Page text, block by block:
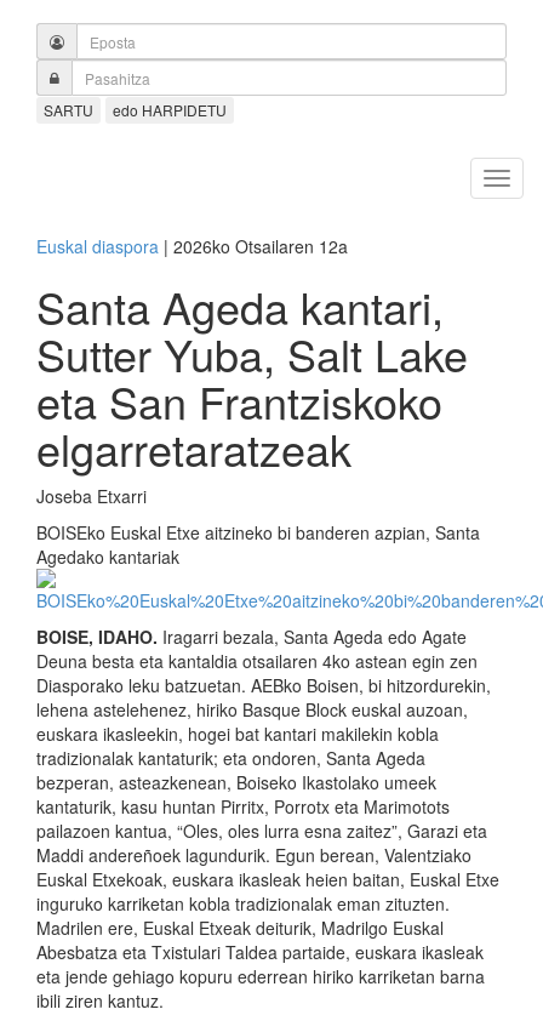
SARTU edo HARPIDETU
Euskal diaspora | 2026ko Otsailaren 12a
Santa Ageda kantari,
Sutter Yuba, Salt Lake
eta San Frantziskoko
elgarretaratzeak
Joseba Etxarri
BOISEko Euskal Etxe aitzineko bi banderen azpian, Santa
Agedako kantariak
BOISE, IDAHO. Iragarri bezala, Santa Ageda edo Agate
Deuna besta eta kantaldia otsailaren 4ko astean egin zen
Diasporako leku batzuetan. AEBko Boisen, bi hitzordurekin,
lehena astelehenez, hiriko Basque Block euskal auzoan,
euskara ikasleekin, hogei bat kantari makilekin kobla
tradizionalak kantaturik; eta ondoren, Santa Ageda
bezperan, asteazkenean, Boiseko Ikastolako umeek
kantaturik, kasu huntan Pirritx, Porrotx eta Marimotots
pailazoen kantua, “Oles, oles lurra esna zaitez”, Garazi eta
Maddi andereñoek lagundurik. Egun berean, Valentziako
Euskal Etxekoak, euskara ikasleak heien baitan, Euskal Etxe
inguruko karriketan kobla tradizionalak eman zituzten.
Madrilen ere, Euskal Etxeak deiturik, Madrilgo Euskal
Abesbatza eta Txistulari Taldea partaide, euskara ikasleak
eta jende gehiago kopuru ederrean hiriko karriketan barna
ibili ziren kantuz.